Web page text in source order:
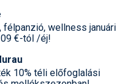
wellness januári
€-tól /éj!
10% téli előfoglalási